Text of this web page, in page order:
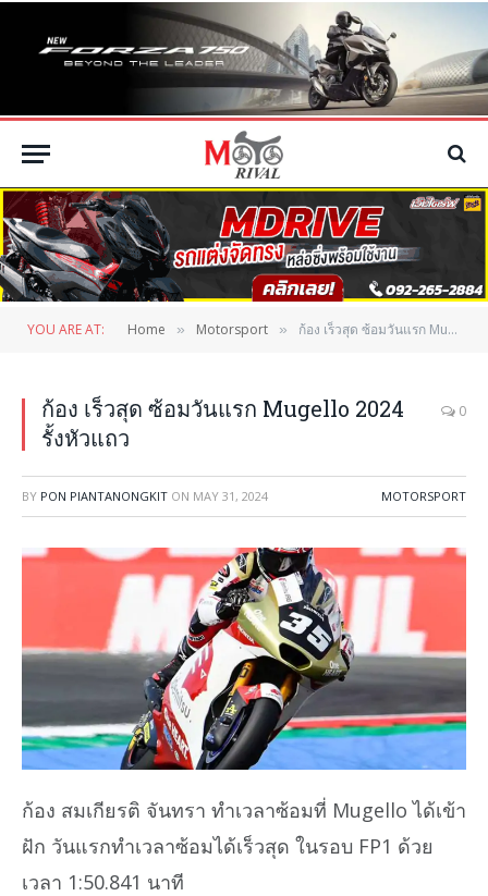
YOU ARE AT: Home » Motorsport » ก้อง เร็วสุด ซ้อมวันแรก Mugello 2024 รั้งหัวแถว
ก้อง เร็วสุด ซ้อมวันแรก Mugello 2024
รั้งหัวแถว
0
BY PON PIANTANONGKIT ON MAY 31, 2024 MOTORSPORT
ก้อง สมเกียรติ จันทรา ทำเวลาซ้อมที่ Mugello ได้เข้า
ฝัก วันแรกทำเวลาซ้อมได้เร็วสุด ในรอบ FP1 ด้วย
เวลา 1:50.841 นาที